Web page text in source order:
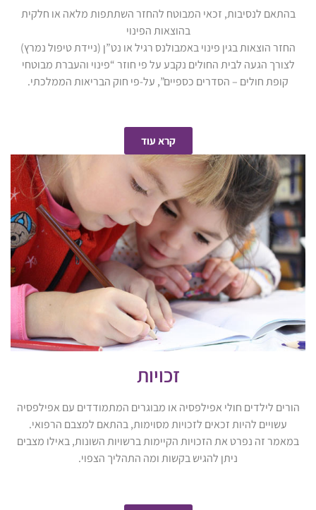
בהתאם לנסיבות, זכאי המבוטח להחזר השתתפות מלאה או חלקית
בהוצאות הפינוי
החזר הוצאות בגין פינוי באמבולנס רגיל או נט”ן (ניידת טיפול נמרץ)
לצורך הגעה לבית החולים נקבע על פי חוזר “פינוי והעברת מבוטחי
קופת חולים – הסדרים כספיים”, על-פי חוק הבריאות הממלכתי.
קרא עוד
זכויות
הורים לילדים חולי אפילפסיה או מבוגרים המתמודדים עם אפילפסיה
עשויים להיות זכאים לזכויות מסוימות, בהתאם למצבם הרפואי.
במאמר זה נפרט את הזכויות הקיימות ברשויות השונות, באילו מצבים
ניתן להגיש בקשות ומה התהליך הצפוי.